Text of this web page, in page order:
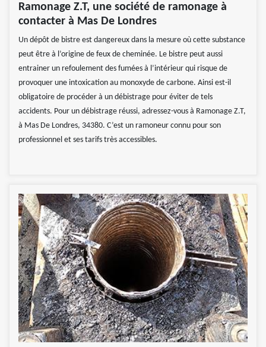
Ramonage Z.T, une société de ramonage à
contacter à Mas De Londres
Un dépôt de bistre est dangereux dans la mesure où cette substance
peut être à l’origine de feux de cheminée. Le bistre peut aussi
entrainer un refoulement des fumées à l’intérieur qui risque de
provoquer une intoxication au monoxyde de carbone. Ainsi est-il
obligatoire de procéder à un débistrage pour éviter de tels
accidents. Pour un débistrage réussi, adressez-vous à Ramonage Z.T,
à Mas De Londres, 34380. C’est un ramoneur connu pour son
professionnel et ses tarifs très accessibles.